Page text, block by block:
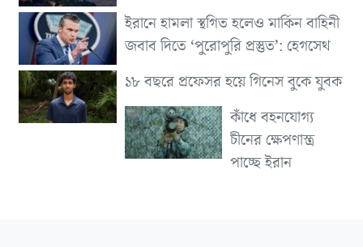
ইরানে হামলা স্থগিত হলেও মার্কিন বাহিনী
জবাব দিতে ‘পুরোপুরি প্রস্তুত’: হেগসেথ
১৮ বছরে প্রফেসর হয়ে গিনেস বুকে যুবক
কাঁধে বহনযোগ্য
চীনের ক্ষেপণাস্ত্র
পাচ্ছে ইরান